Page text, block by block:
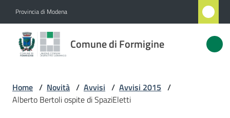
Provincia di Modena
Comune di Formigine
Comune
di
Home / Novità / Avvisi / Avvisi 2015 /
Alberto Bertoli ospite di SpaziEletti